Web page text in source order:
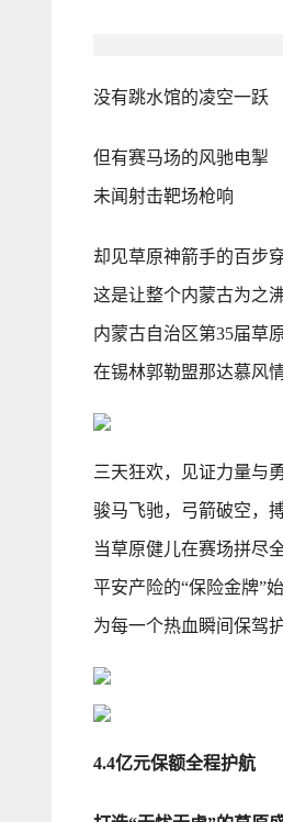
没有跳水馆的凌空一跃
但有赛马场的风驰电掣
未闻射击靶场枪响
却见草原神箭手的百步
这是让整个内蒙古为之
内蒙古自治区第35届草
在锡林郭勒盟那达慕风
三天狂欢，见证力量与
骏马飞驰，弓箭破空，
当草原健儿在赛场拼尽
平安产险的“保险金牌”
为每一个热血瞬间保驾
4.4亿元保额全程护航